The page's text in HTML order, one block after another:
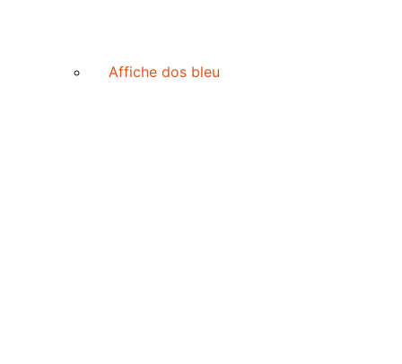
Affiche dos bleu